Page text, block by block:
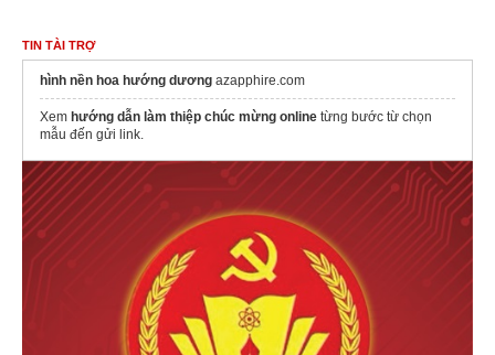
TIN TÀI TRỢ
hình nền hoa hướng dương azapphire.com
Xem hướng dẫn làm thiệp chúc mừng online từng bước từ chọn
mẫu đến gửi link.